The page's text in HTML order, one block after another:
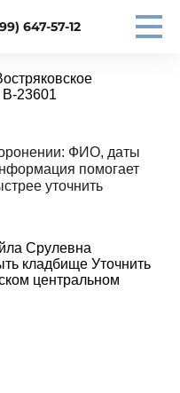
647-57-12
В-23601
ФИО, даты
помогает
уточнить
Срулевна
кладбище Уточнить